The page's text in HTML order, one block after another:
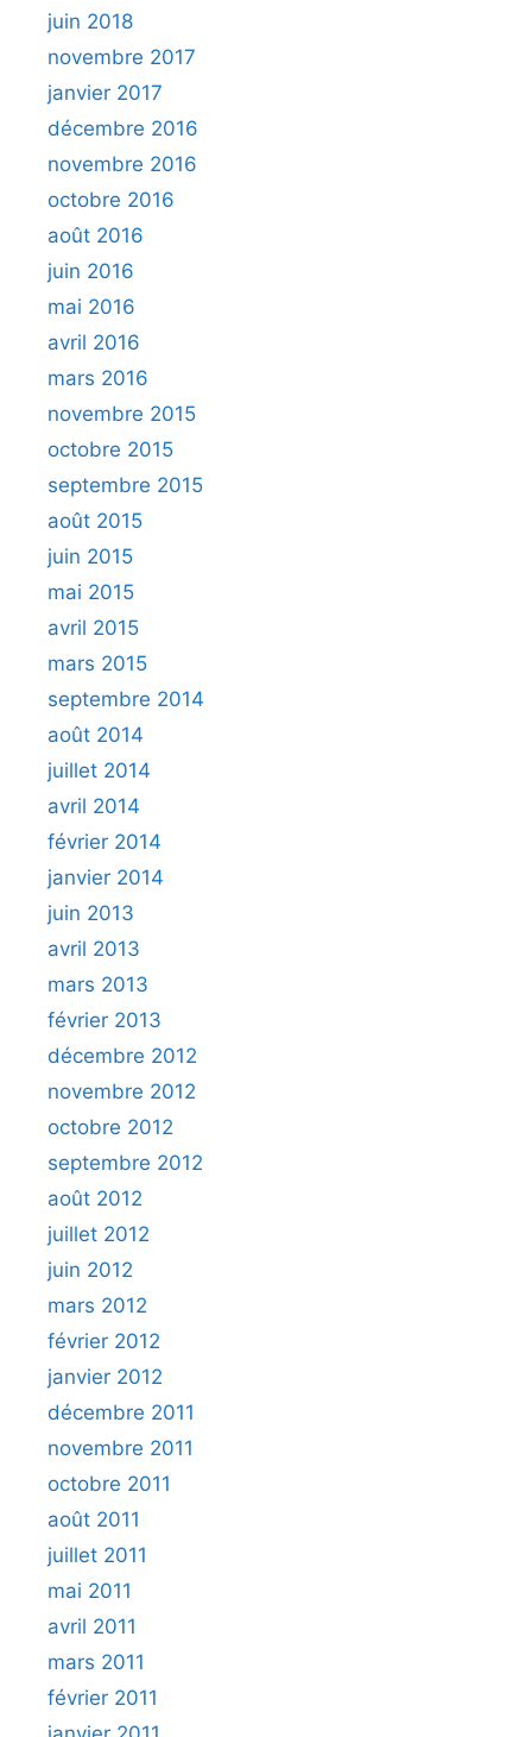
juin 2018
novembre 2017
janvier 2017
décembre 2016
novembre 2016
octobre 2016
août 2016
juin 2016
mai 2016
avril 2016
mars 2016
novembre 2015
octobre 2015
septembre 2015
août 2015
juin 2015
mai 2015
avril 2015
mars 2015
septembre 2014
août 2014
juillet 2014
avril 2014
février 2014
janvier 2014
juin 2013
avril 2013
mars 2013
février 2013
décembre 2012
novembre 2012
octobre 2012
septembre 2012
août 2012
juillet 2012
juin 2012
mars 2012
février 2012
janvier 2012
décembre 2011
novembre 2011
octobre 2011
août 2011
juillet 2011
mai 2011
avril 2011
mars 2011
février 2011